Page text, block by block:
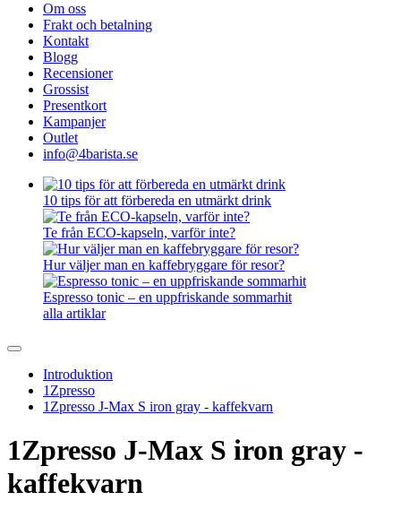
Om oss
Frakt och betalning
Kontakt
Blogg
Recensioner
Grossist
Presentkort
Kampanjer
Outlet
info@4barista.se
10 tips för att förbereda en utmärkt drink
Te från ECO-kapseln, varför inte?
Hur väljer man en kaffebryggare för resor?
Espresso tonic – en uppfriskande sommarhit
alla artiklar
Introduktion
1Zpresso
1Zpresso J-Max S iron gray - kaffekvarn
1Zpresso J-Max S iron gray -
kaffekvarn